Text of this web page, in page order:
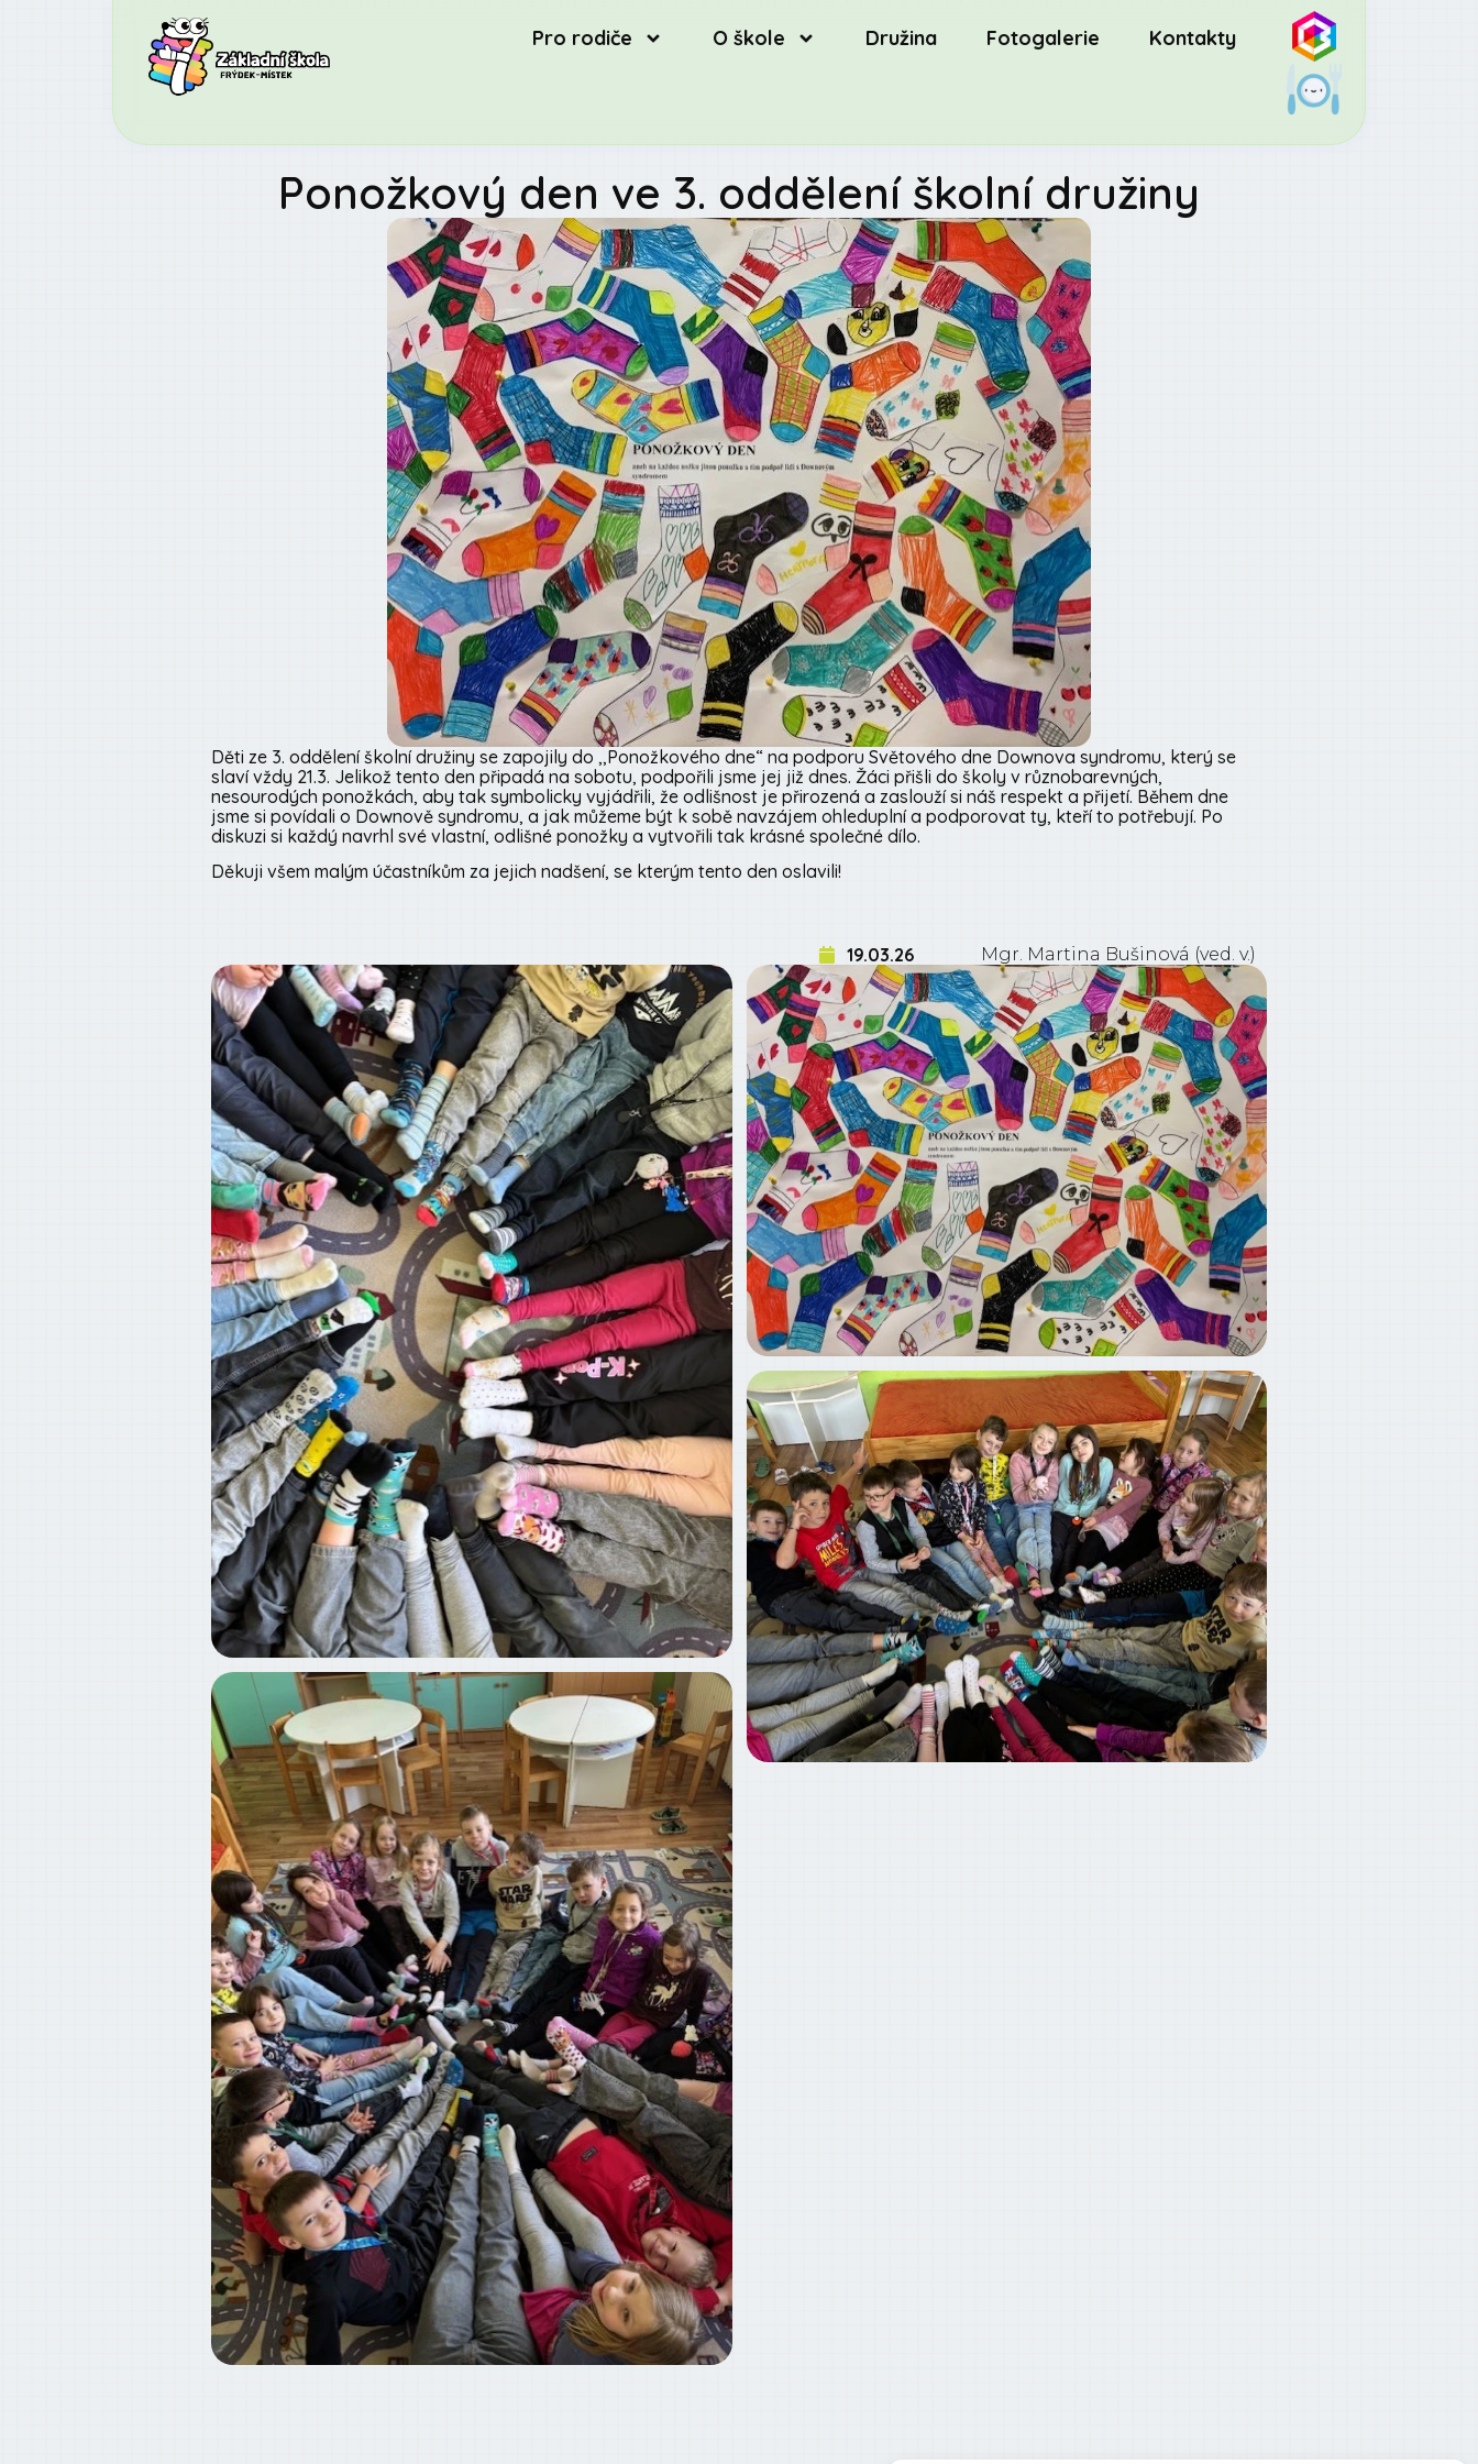
Pro rodiče O škole Družina Fotogalerie Kontakty
Ponožkový den ve 3. oddělení školní družiny
Děti ze 3. oddělení školní družiny se zapojily do ,,Ponožkového dne“ na podporu Světového dne Downova syndromu, který se
slaví vždy 21.3. Jelikož tento den připadá na sobotu, podpořili jsme jej již dnes. Žáci přišli do školy v různobarevných,
nesourodých ponožkách, aby tak symbolicky vyjádřili, že odlišnost je přirozená a zaslouží si náš respekt a přijetí. Během dne
jsme si povídali o Downově syndromu, a jak můžeme být k sobě navzájem ohleduplní a podporovat ty, kteří to potřebují. Po
diskuzi si každý navrhl své vlastní, odlišné ponožky a vytvořili tak krásné společné dílo.
Děkuji všem malým účastníkům za jejich nadšení, se kterým tento den oslavili!
19.03.26 Mgr. Martina Bušinová (ved. v.)